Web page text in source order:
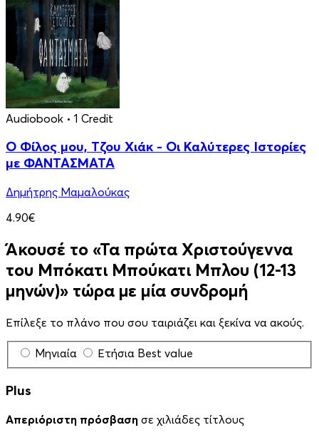
Audiobook • 1 Credit
Ο Φίλος μου, Τζου Χιάκ - Οι Καλύτερες Ιστορίες
με ΦΑΝΤΑΣΜΑΤΑ
Δημήτρης Μαμαλούκας
4.90€
Άκουσέ το «Τα πρώτα Χριστούγεννα
του Μπόκατι Μπούκατι Μπλου (12-13
μηνών)» τώρα με μία συνδρομή
Επίλεξε το πλάνο που σου ταιριάζει και ξεκίνα να ακούς.
Μηνιαία Ετήσια Best value
Plus
Απεριόριστη πρόσβαση σε χιλιάδες τίτλους